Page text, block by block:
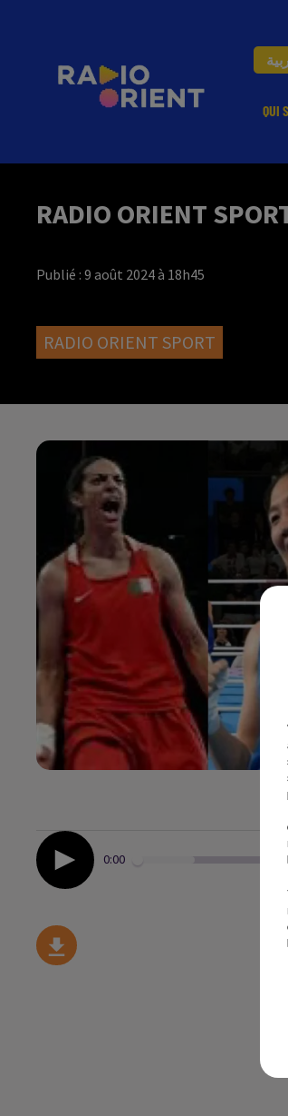
QUI
RADIO ORIENT
Publié : 9 août 2024 à 18h45
RADIO ORIENT SPORT
0:00